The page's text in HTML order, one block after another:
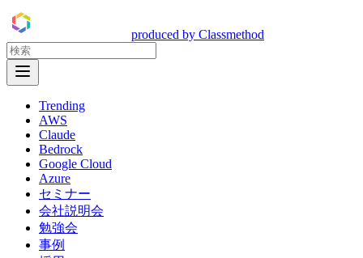
produced by Classmethod
Trending
AWS
Claude
Bedrock
Google Cloud
Azure
セミナー
会社説明会
勉強会
事例